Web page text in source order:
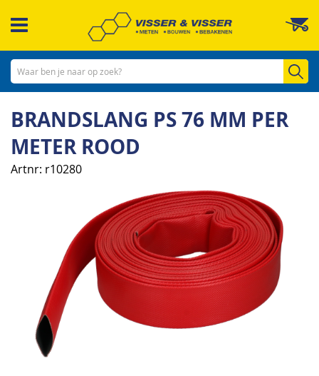
naar
inhoud
BRANDSLANG PS 76 MM PER
METER ROOD
Artnr r10280
afbeeldingen-
gallerij